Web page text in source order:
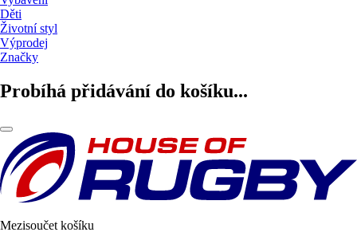
Děti
Životní styl
Výprodej
Značky
Probíhá přidávání do košíku...
Mezisoučet košíku